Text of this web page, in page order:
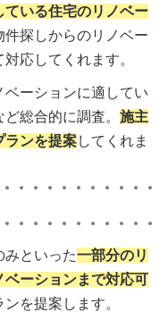
ている住宅のリノベー
件探しからのリノベー
応してくれます。
ーションに適してい
総合的に調査。 施主
ランを提案してくれま
みといった一部分のリ
ーションまで対応可
を提案します。